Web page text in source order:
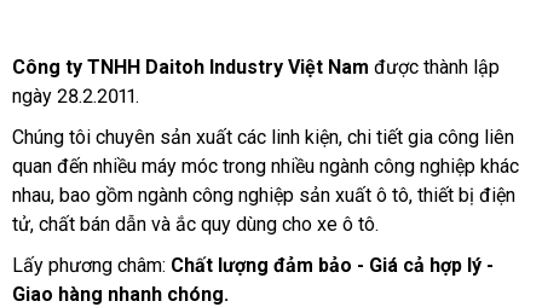
Công ty TNHH Daitoh Industry Việt Nam được thành lập
ngày 28.2.2011.
Chúng tôi chuyên sản xuất các linh kiện, chi tiết gia công liên
quan đến nhiều máy móc trong nhiều ngành công nghiệp khác
nhau, bao gồm ngành công nghiệp sản xuất ô tô, thiết bị điện
tử, chất bán dẫn và ắc quy dùng cho xe ô tô.
Lấy phương châm: Chất lượng đảm bảo - Giá cả hợp lý -
Giao hàng nhanh chóng.